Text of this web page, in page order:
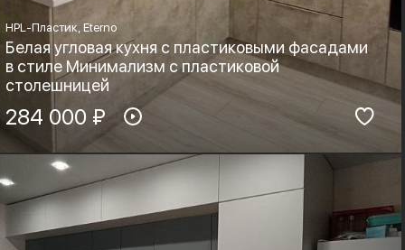
HPL-Пластик, Eterno
Белая угловая кухня с пластиковыми фасадами
в стиле Минимализм с пластиковой
столешницей
Материал фасадов:
HPL-Пластик, Eterno
Фурнитура:
Boyard, Blum
284 000 ₽